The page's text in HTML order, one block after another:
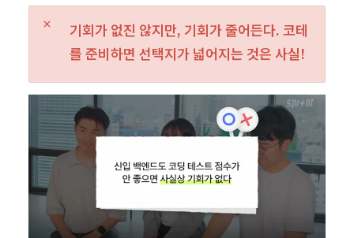
기회가 없진 않지만, 기회가 줄어든다. 코테
를 준비하면 선택지가 넓어지는 것은 사실!